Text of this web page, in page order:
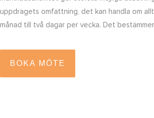
uppdragets omfattning, det kan handla om
månad till två dagar per vecka. Det
BOKA MÖTE